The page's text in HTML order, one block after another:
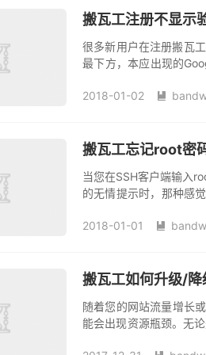
搬瓦工注册不显示
很多新用户在注册搬瓦
最下方，本应出现的
2018-01-02

搬瓦工忘记root密
当您在SSH客户端输入
的无情提示时，那种感
2018-01-01

搬瓦工如何升级/
随着您的网站流量增长
能会出现资源瓶颈。无